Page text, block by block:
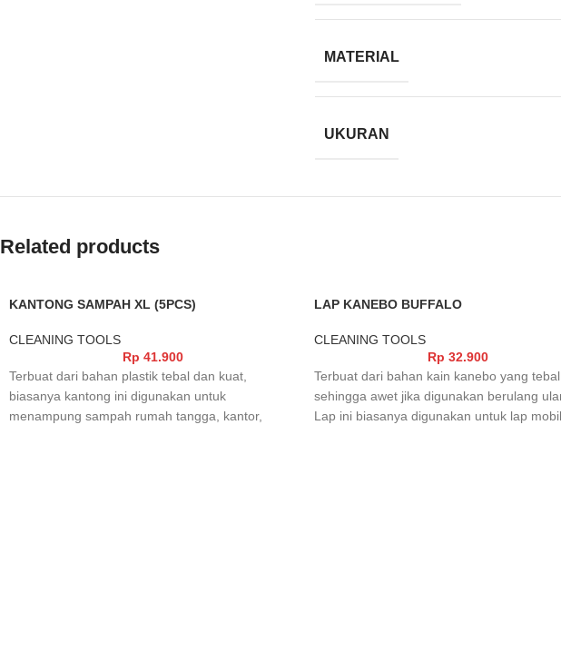
MATERIAL
UKURAN
Related products
KANTONG SAMPAH XL (5PCS)
CLEANING TOOLS
Rp 41.900
Terbuat dari bahan plastik tebal dan kuat,
biasanya kantong ini digunakan untuk
menampung sampah rumah tangga, kantor,
LAP KANEBO BUFFALO
CLEANING TOOLS
Rp 32.900
Terbuat dari bahan kain kanebo yang tebal
sehingga awet jika digunakan berulang
Lap ini biasanya digunakan untuk lap mobil,